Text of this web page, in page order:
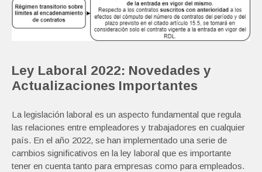
Ley Laboral 2022: Novedades y
Actualizaciones Importantes
La legislación laboral es un aspecto fundamental que regula
las relaciones entre empleadores y trabajadores en cualquier
país. En el año 2022, se han implementado una serie de
cambios significativos en la ley laboral que es importante
tener en cuenta tanto para empresas como para empleados.